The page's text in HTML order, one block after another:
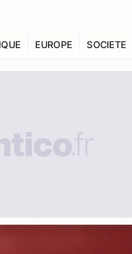
EUROPE SOCIETE